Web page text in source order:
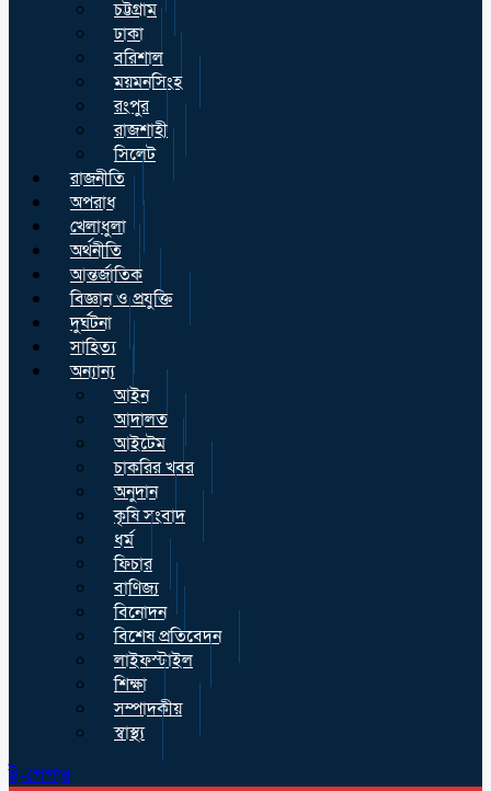
চট্টগ্রাম
ঢাকা
বরিশাল
ময়মনসিংহ
রংপুর
রাজশাহী
সিলেট
রাজনীতি
অপরাধ
খেলাধুলা
অর্থনীতি
আন্তর্জাতিক
বিজ্ঞান ও প্রযুক্তি
দুর্ঘটনা
সাহিত্য
অন্যান্য
আইন
আদালত
আইটেম
চাকরির খবর
অনুদান
কৃষি সংবাদ
ধর্ম
ফিচার
বাণিজ্য
বিনোদন
বিশেষ প্রতিবেদন
লাইফস্টাইল
শিক্ষা
সম্পাদকীয়
স্বাস্থ্য
ই-পেপার